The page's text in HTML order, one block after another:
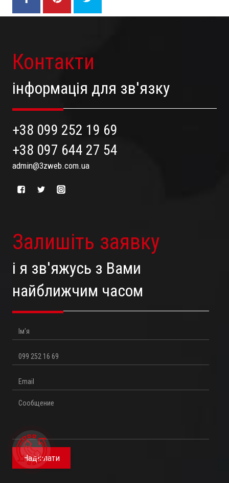
Контакти
інформація для зв'язку
+38 099 252 19 69
+38 097 644 27 54
admin@3zweb.com.ua
Залишіть заявку
і я зв'яжусь з Вами
найближчим часом
Ім'я
Телефон
Email
Повідомлення